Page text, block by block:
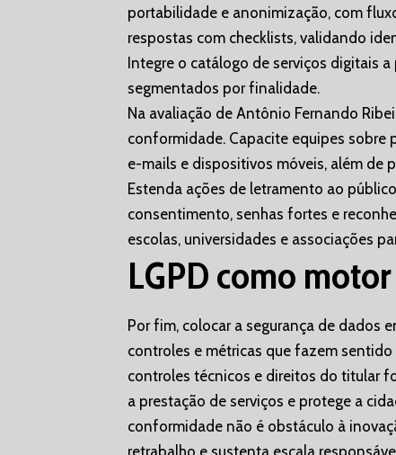
portabilidade e anonimização, com
respostas com checklists, validando
Integre o catálogo de serviços digitais
segmentados por finalidade.
Na avaliação de Antônio Fernando
conformidade. Capacite equipes sobre
e-mails e dispositivos móveis, além de
Estenda ações de letramento ao
consentimento, senhas fortes e
escolas, universidades e associações
LGPD como
Por fim, colocar a segurança de dados
controles e métricas que fazem
controles técnicos e direitos do titular
a prestação de serviços e protege a
conformidade não é obstáculo à
retrabalho e sustenta escala responsável.